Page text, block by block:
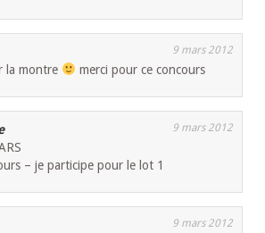
9 mars 2012
la montre merci pour ce concours
9 mars 2012
– je participe pour le lot 1
9 mars 2012